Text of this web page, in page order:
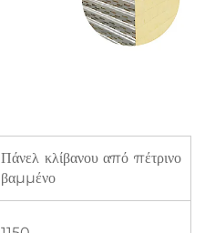
Πάνελ κλίβανου από πέτρινο
βαμμένο